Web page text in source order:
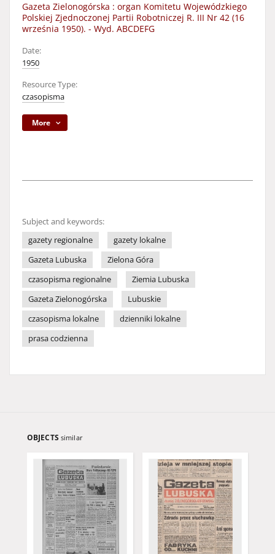
Gazeta Zielonogórska : organ Komitetu Wojewódzkiego
Polskiej Zjednoczonej Partii Robotniczej R. III Nr 42 (16
września 1950). - Wyd. ABCDEFG
Date:
1950
Resource Type:
czasopisma
More
Subject and keywords:
gazety regionalne
gazety lokalne
Gazeta Lubuska
Zielona Góra
czasopisma regionalne
Ziemia Lubuska
Gazeta Zielonogórska
Lubuskie
czasopisma lokalne
dzienniki lokalne
prasa codzienna
OBJECTS similar